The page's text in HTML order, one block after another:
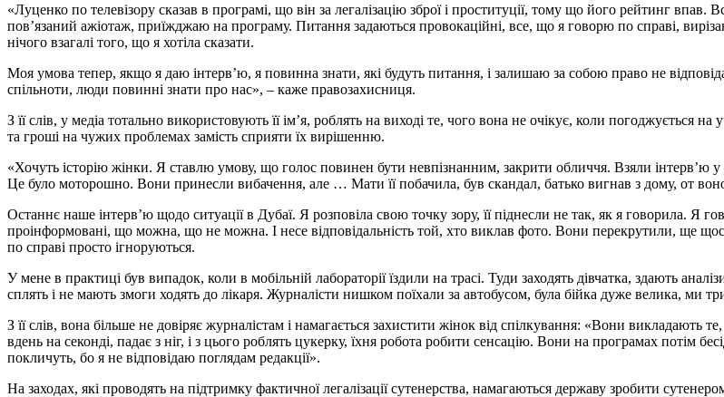
«Луценко по телевізору сказав в програмі, що він за легалізацію зброї і проституції, тому що його рейтинг
пов’язаний ажіотаж, приїжджаю на програму. Питання задаються провокаційні, все, що я говорю по справі,
нічого взагалі того, що я хотіла сказати.
Моя умова тепер, якщо я даю інтерв’ю, я повинна знати, які будуть питання, і залишаю за собою право не
спільноти, люди повинні знати про нас», – каже правозахисниця.
З її слів, у медіа тотально використовують її ім’я, роблять на виході те, чого вона не очікує, коли погоджується
та гроші на чужих проблемах замість сприяти їх вирішенню.
«Хочуть історію жінки. Я ставлю умову, що голос повинен бути невпізнанним, закрити обличчя. Взяли інтерв’ю у
Це було моторошно. Вони принесли вибачення, але … Мати її побачила, був скандал, батько вигнав з дому, от
Останнє наше інтерв’ю щодо ситуації в Дубаї. Я розповіла свою точку зору, її піднесли не так, як я говорила. Я
проінформовані, що можна, що не можна. І несе відповідальність той, хто виклав фото. Вони перекрутили, ще
по справі просто ігноруються.
У мене в практиці був випадок, коли в мобільній лабораторії їздили на трасі. Туди заходять дівчатка, здають
сплять і не мають змоги ходять до лікаря. Журналісти нишком поїхали за автобусом, була бійка дуже велика, ми
З її слів, вона більше не довіряє журналістам і намагається захистити жінок від спілкування: «Вони
вдень на секонді, падає з ніг, і з цього роблять цукерку, їхня робота робити сенсацію. Вони на програмах потім
покличуть, бо я не відповідаю поглядам редакції».
На заходах, які проводять на підтримку фактичної легалізації сутенерства, намагаються державу зробити